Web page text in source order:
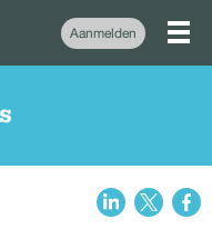
Aanmelden